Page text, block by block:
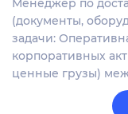
Менеджер по
(документы,
задачи:
корпоративных
ценные грузы)